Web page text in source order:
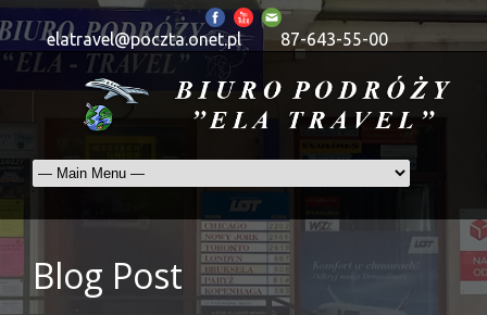
elatravel@poczta.onet.pl 87-643-55-00
Blog Post